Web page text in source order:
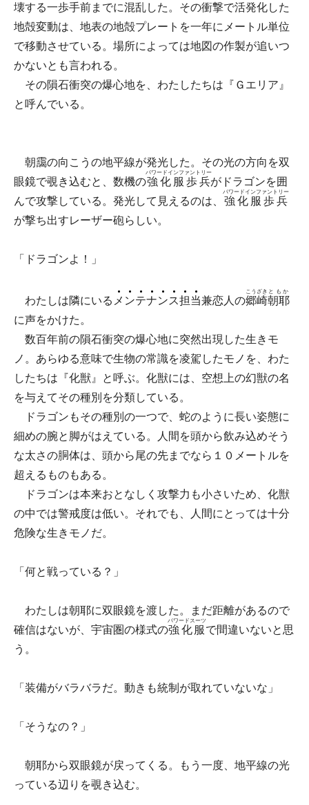
壊する一歩手前までに混乱した。その衝撃で活発化した
地殻変動は、地表の地殻プレートを一年にメートル単位
で移動させている。場所によっては地図の作製が追いつ
かないとも言われる。
その隕石衝突の爆心地を、わたしたちは『Ｇエリア』
と呼んでいる。
朝靄の向こうの地平線が発光した。その光の方向を双
眼鏡で覗き込むと、数機の強化服歩兵
パワードインファントリー
がドラゴンを囲
んで攻撃している。発光して見えるのは、 強化服歩兵
パワードインファントリー
が撃ち出すレーザー砲らしい。
「ドラゴンよ！」
わたしは隣にいる メ ンテナンス担当兼恋人の郷崎
こうざき
朝耶
ともか
に声をかけた。
数百年前の隕石衝突の爆心地に突然出現した生きモ
ノ。あらゆる意味で生物の常識を凌駕したモノを、わた
したちは『化獣』と呼ぶ。化獣には、空想上の幻獣の名
を与えてその種別を分類している。
ドラゴンもその種別の一つで、蛇のように長い姿態に
細めの腕と脚がはえている。人間を頭から飲み込めそう
な太さの胴体は、頭から尾の先までなら１０メートルを
超えるものもある。
ドラゴンは本来おとなしく攻撃力も小さいため、化獣
の中では警戒度は低い。それでも、人間にとっては十分
危険な生きモノだ。
「何と戦っている？」
わたしは朝耶に双眼鏡を渡した。まだ距離があるので
確信はないが、宇宙圏の様式の強化服
パワードスーツ
で間違いないと思
う。
「装備がバラバラだ。動きも統制が取れていないな」
「そうなの？」
朝耶から双眼鏡が戻ってくる。もう一度、地平線の光
っている辺りを覗き込む。